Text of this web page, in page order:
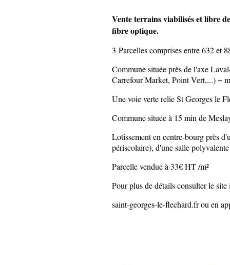
Vente terrains viabilisés et libre
fibre optique.
3 Parcelles comprises entre 632 et
Commune située près de l'axe
Carrefour Market, Point Vert,...) +
Une voie verte relie St Georges le
Commune située à 15 min de
Lotissement en centre-bourg près
périscolaire), d'une salle
Parcelle vendue à 33€ HT /m²
Pour plus de détails consulter le
saint-georges-le-flechard.fr ou en